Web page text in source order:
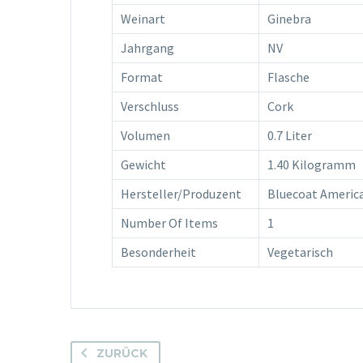
Weinart
Ginebra
Jahrgang
NV
Format
Flasche
Verschluss
Cork
Volumen
0.7 Liter
Gewicht
1.40 Kilogramm
Hersteller/Produzent
Bluecoat
Number Of Items
1
Besonderheit
Vegetarisch
ZURÜCK